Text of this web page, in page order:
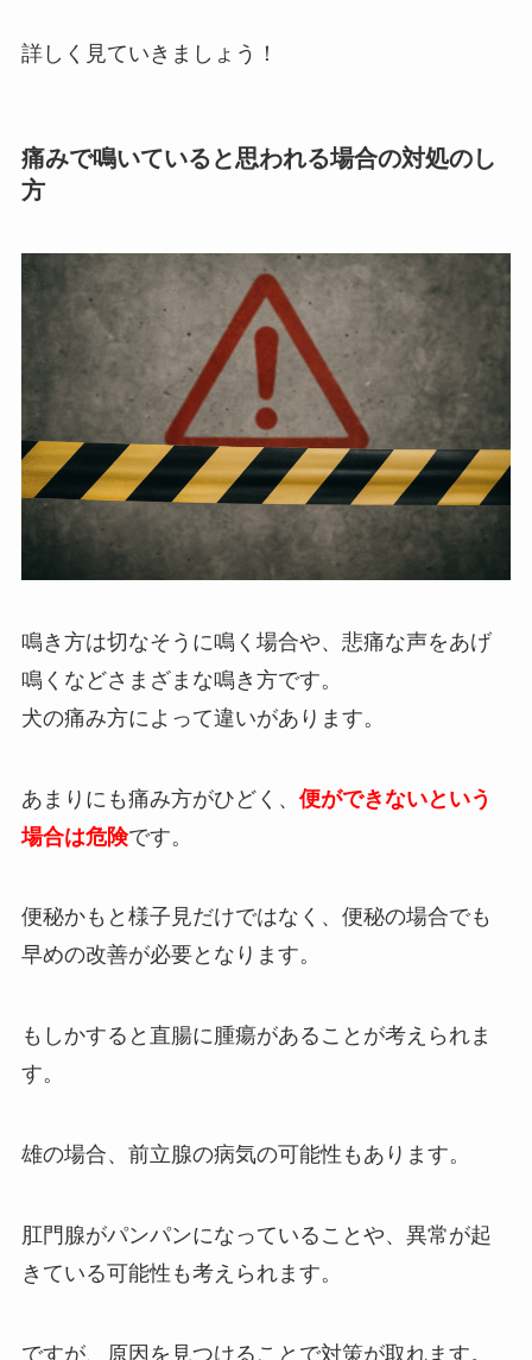
詳しく見ていきましょう！
痛みで鳴いていると思われる場合の対処のし
方
鳴き方は切なそうに鳴く場合や、悲痛な声をあげ
鳴くなどさまざまな鳴き方です。
犬の痛み方によって違いがあります。
あまりにも痛み方がひどく、 便ができないという
場合は危険です。
便秘かもと様子見だけではなく、便秘の場合でも
早めの改善が必要となります。
もしかすると直腸に腫瘍があることが考えられま
す。
雄の場合、前立腺の病気の可能性もあります。
肛門腺がパンパンになっていることや、異常が起
きている可能性も考えられます。
ですが、原因を見つけることで対策が取れます。